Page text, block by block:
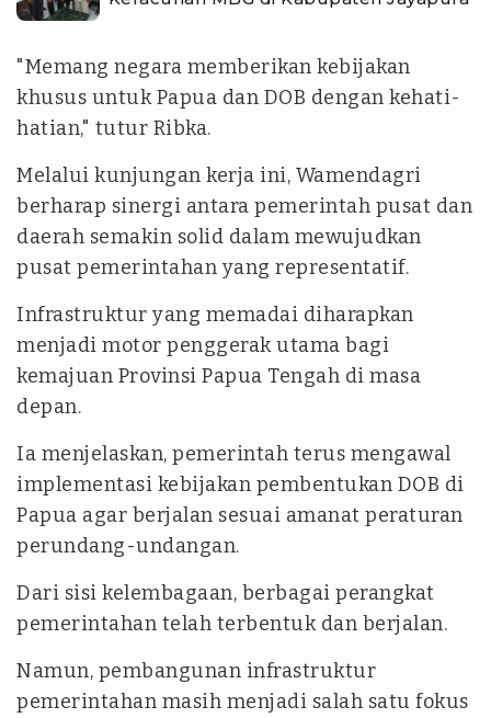
"Memang negara memberikan kebijakan
khusus untuk Papua dan DOB dengan kehati-
hatian," tutur Ribka.
Melalui kunjungan kerja ini, Wamendagri
berharap sinergi antara pemerintah pusat dan
daerah semakin solid dalam mewujudkan
pusat pemerintahan yang representatif.
Infrastruktur yang memadai diharapkan
menjadi motor penggerak utama bagi
kemajuan Provinsi Papua Tengah di masa
depan.
Ia menjelaskan, pemerintah terus mengawal
implementasi kebijakan pembentukan DOB di
Papua agar berjalan sesuai amanat peraturan
perundang-undangan.
Dari sisi kelembagaan, berbagai perangkat
pemerintahan telah terbentuk dan berjalan.
Namun, pembangunan infrastruktur
pemerintahan masih menjadi salah satu fokus